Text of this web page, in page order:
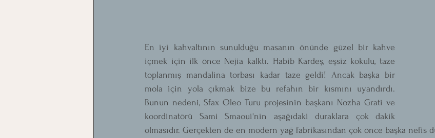
En iyi kahvaltının sunulduğu masanın önünde güzel bir kahve
içmek için ilk önce Nejia kalktı. Habib Kardeş, eşsiz kokulu, taze
toplanmış mandalina torbası kadar taze geldi! Ancak başka bir
mola için yola çıkmak bize bu refahın bir kısmını uyandırdı.
Bunun nedeni, Sfax Oleo Turu projesinin başkanı Nozha Grati ve
koordinatörü Sami Smaoui'nin aşağıdaki duraklara çok dakik
olmasıdır. Gerçekten de en modern yağ fabrikasından çok önce başka nefis